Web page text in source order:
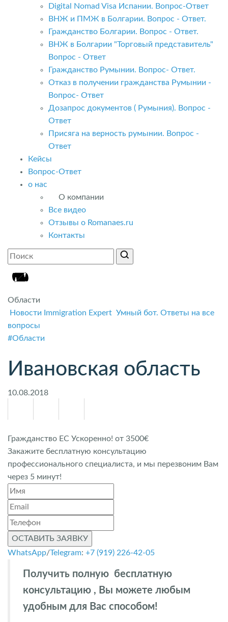
Digital Nomad Visa Испании. Вопрос-Ответ
ВНЖ и ПМЖ в Болгарии. Вопрос - Ответ.
Гражданство Болгарии. Вопрос - Ответ.
ВНЖ в Болгарии "Торговый представитель"
Вопрос - Ответ
Гражданство Румынии. Вопрос- Ответ.
Отказ в получении гражданства Румынии -
Вопрос- Ответ
Дозапрос документов ( Румыния). Вопрос -
Ответ
Присяга на верность румынии. Вопрос -
Ответ
Кейсы
Вопрос-Ответ
о нас
О компании
Все видео
Отзывы о Romanaes.ru
Контакты
Области
Новости Immigration Expert Умный бот. Ответы на все
вопросы
#Области
Ивановская область
10.08.2018
Гражданство ЕС Ускоренно! от 3500€
Закажите бесплатную консультацию
профессионального специалиста, и мы перезвоним Вам
через 5 минут!
ОСТАВИТЬ ЗАЯВКУ
WhatsApp/Telegram: +7 (919) 226-42-05
Получить полную бесплатную
консультацию , Вы можете любым
удобным для Вас способом!